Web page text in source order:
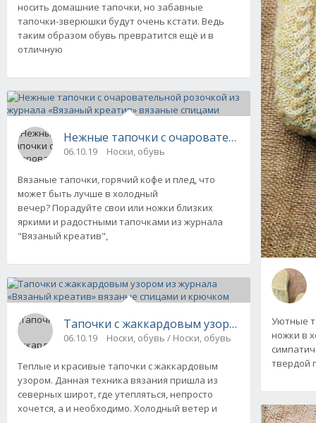
носить домашние тапочки, но забавные
тапочки-зверюшки будут очень кстати. Ведь
таким образом обувь превратится ещё и в
отличную
Нежные тапочки с очаровательной
06.10.19 Носки, обувь
Вязаные тапочки, горячий кофе и плед, что
может быть лучше в холодный
вечер? Порадуйте свои или ножки близких
яркими и радостными тапочками из журнала
"Вязаный креатив",
Тапочки с жаккардовым узором из
06.10.19 Носки, обувь / Носки, обувь
Теплые и красивые тапочки с жаккардовым
узором. Данная техника вязания пришла из
северных широт, где утепляться, непросто
хочется, а и необходимо. Холодный ветер и
Уютные
ножки в
твердой